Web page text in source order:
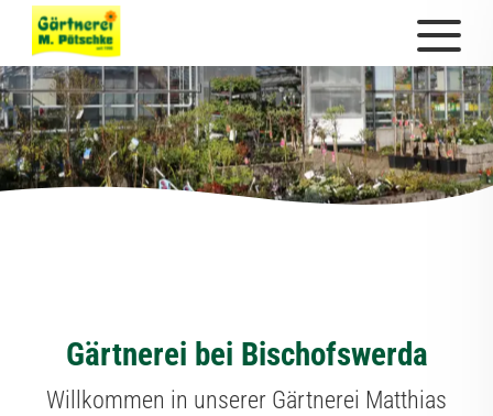
Gärtnerei bei Bischofswerda
Willkommen in unserer Gärtnerei Matthias